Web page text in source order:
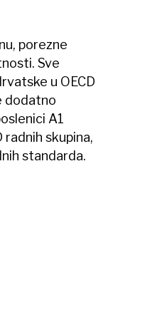
porezne
Sve
u OECD
dodatno
A1
skupina,
standarda.